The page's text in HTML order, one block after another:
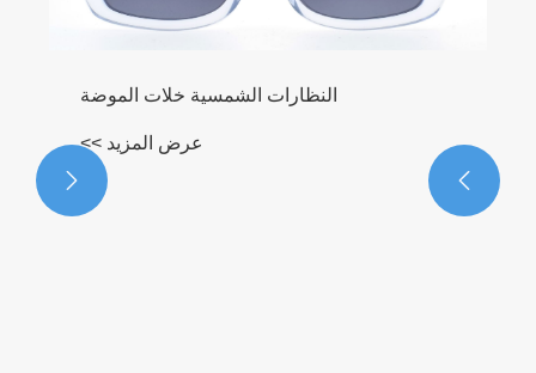
النظارات الشمسية خلات الموضة
عرض المزيد >>

